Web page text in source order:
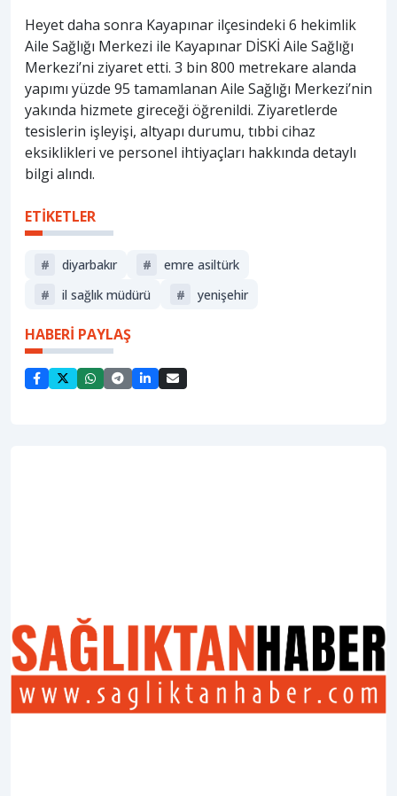
Heyet daha sonra Kayapınar ilçesindeki 6 hekimlik
Aile Sağlığı Merkezi ile Kayapınar DİSKİ Aile Sağlığı
Merkezi’ni ziyaret etti. 3 bin 800 metrekare alanda
yapımı yüzde 95 tamamlanan Aile Sağlığı Merkezi’nin
yakında hizmete gireceği öğrenildi. Ziyaretlerde
tesislerin işleyişi, altyapı durumu, tıbbi cihaz
eksiklikleri ve personel ihtiyaçları hakkında detaylı
bilgi alındı.
ETİKETLER
# diyarbakır #
emre asiltürk
#
i̇l sağlık müdürü # yenişehir
HABERİ PAYLAŞ